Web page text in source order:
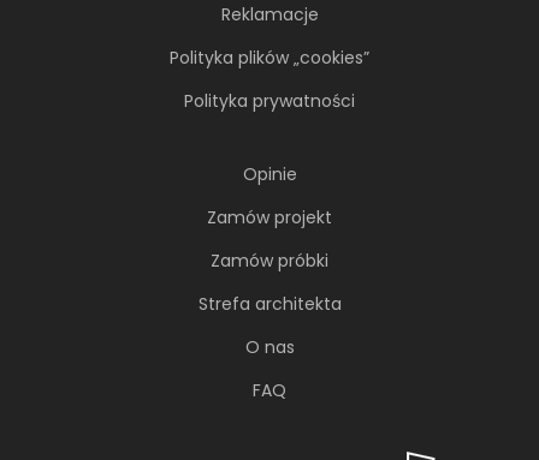
Reklamacje
Polityka plików „cookies”
Polityka prywatności
Opinie
Zamów projekt
Zamów próbki
Strefa architekta
O nas
FAQ